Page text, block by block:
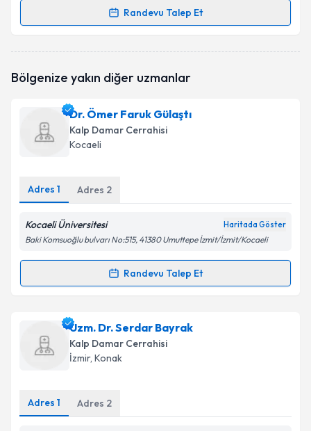
Randevu Talep Et
Randevu Takvimi Talebi
oluşturun. Size bu uzmandan randevu almanız için bir
E-posta Adresiniz
Kişisel verilerimin işlenmesine ilişkin
Metni'ni okudum ve kişisel verilerimin belirtilen
Takvim Talebini Gönder
Bölgenize yakın diğer uzmanlar
Dr. Ömer Faruk Gülaştı
Kalp Damar Cerrahisi
Kocaeli
Adres 1 Adres 2
Kocaeli Üniversitesi Haritada Göster
Baki Komsuoğlu bulvarı No:515, 41380 Umuttepe İzmit/İzmit/Kocaeli
Randevu Talep Et
Randevu Takvimi Talebi
Dr. Ömer Faruk Gülaştıiçin randevu takvimi talebi
oluşturun. Size bu uzmandan randevu almanız için bir
takvim hazırlandığında e-posta ile bilgilendireceğiz.
Uzm. Dr. Serdar Bayrak
Kalp Damar Cerrahisi
İzmir, Konak
Adres 1 Adres 2